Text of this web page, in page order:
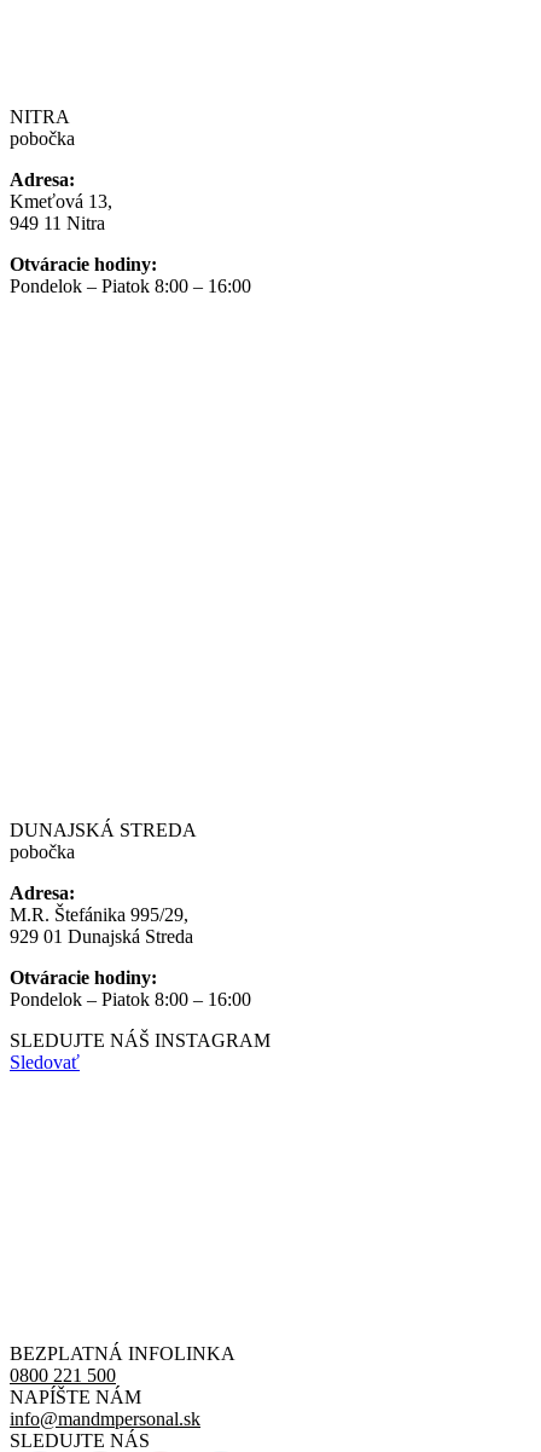
NITRA
pobočka
Adresa:
Kmeťová 13,
949 11 Nitra
Otváracie hodiny:
Pondelok – Piatok 8:00 – 16:00
DUNAJSKÁ STREDA
pobočka
Adresa:
M.R. Štefánika 995/29,
929 01 Dunajská Streda
Otváracie hodiny:
Pondelok – Piatok 8:00 – 16:00
SLEDUJTE NÁŠ INSTAGRAM
Sledovať
BEZPLATNÁ INFOLINKA
0800 221 500
NAPÍŠTE NÁM
info@mandmpersonal.sk
SLEDUJTE NÁS